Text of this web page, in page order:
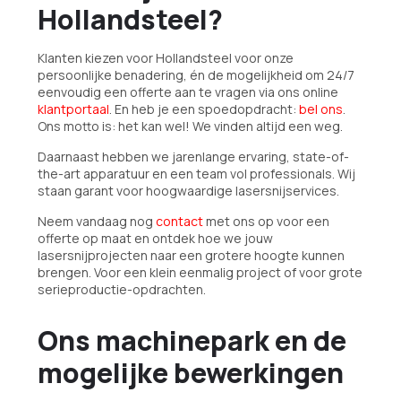
Hollandsteel?
Klanten kiezen voor Hollandsteel voor onze
persoonlijke benadering, én de mogelijkheid om 24/7
eenvoudig een offerte aan te vragen via ons online
klantportaal . En heb je een spoedopdracht: bel ons
Ons motto is: het kan wel! We vinden altijd een weg.
Daarnaast hebben we jarenlange ervaring, state-of-
the-art apparatuur en een team vol professionals. Wij
staan garant voor hoogwaardige lasersnijservices.
Neem vandaag nog contactmet ons op voor een
offerte op maat en ontdek hoe we jouw
lasersnijprojecten naar een grotere hoogte kunnen
brengen. Voor een klein eenmalig project of voor grote
serieproductie-opdrachten.
Ons machinepark en de
mogelijke bewerkingen